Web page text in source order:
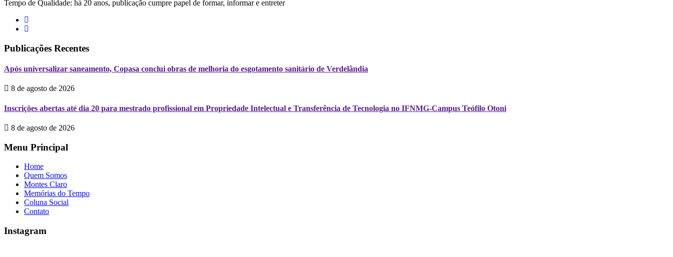
Tempo de Qualidade: há 20 anos, publicação cumpre papel de formar, informar e entreter
Publicações Recentes
Após universalizar saneamento, Copasa conclui obras de melhoria do esgotamento sanitário de Verdelândia
8 de agosto de 2026
Inscrições abertas até dia 20 para mestrado profissional em Propriedade Intelectual e Transferência de Tecnologia no IFNMG-Campus Teófilo Otoni
8 de agosto de 2026
Menu Principal
Home
Quem Somos
Montes Claro
Memórias do Tempo
Coluna Social
Contato
Instagram